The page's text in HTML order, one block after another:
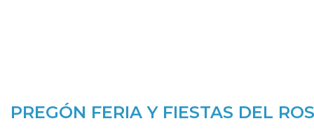
PREGÓN FERIA Y FIESTAS DEL